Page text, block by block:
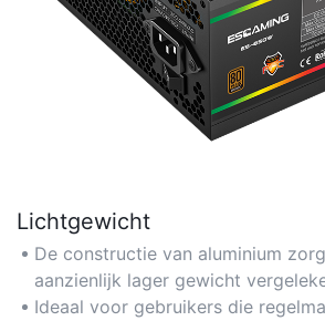
Lichtgewicht
De constructie van aluminium
aanzienlijk lager gewicht
koffers, waardoor transport en
Ideaal voor gebruikers die